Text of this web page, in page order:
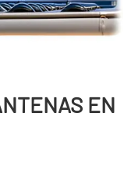
EN